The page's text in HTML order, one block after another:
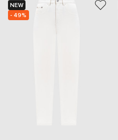
NEW
- 49%